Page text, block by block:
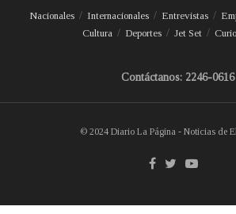
Nacionales Internacionales Entrevistas
Cultura
Deportes Jet Set
Contáctanos: 2246-0616
© 2024 Diario La Página - Noticias de